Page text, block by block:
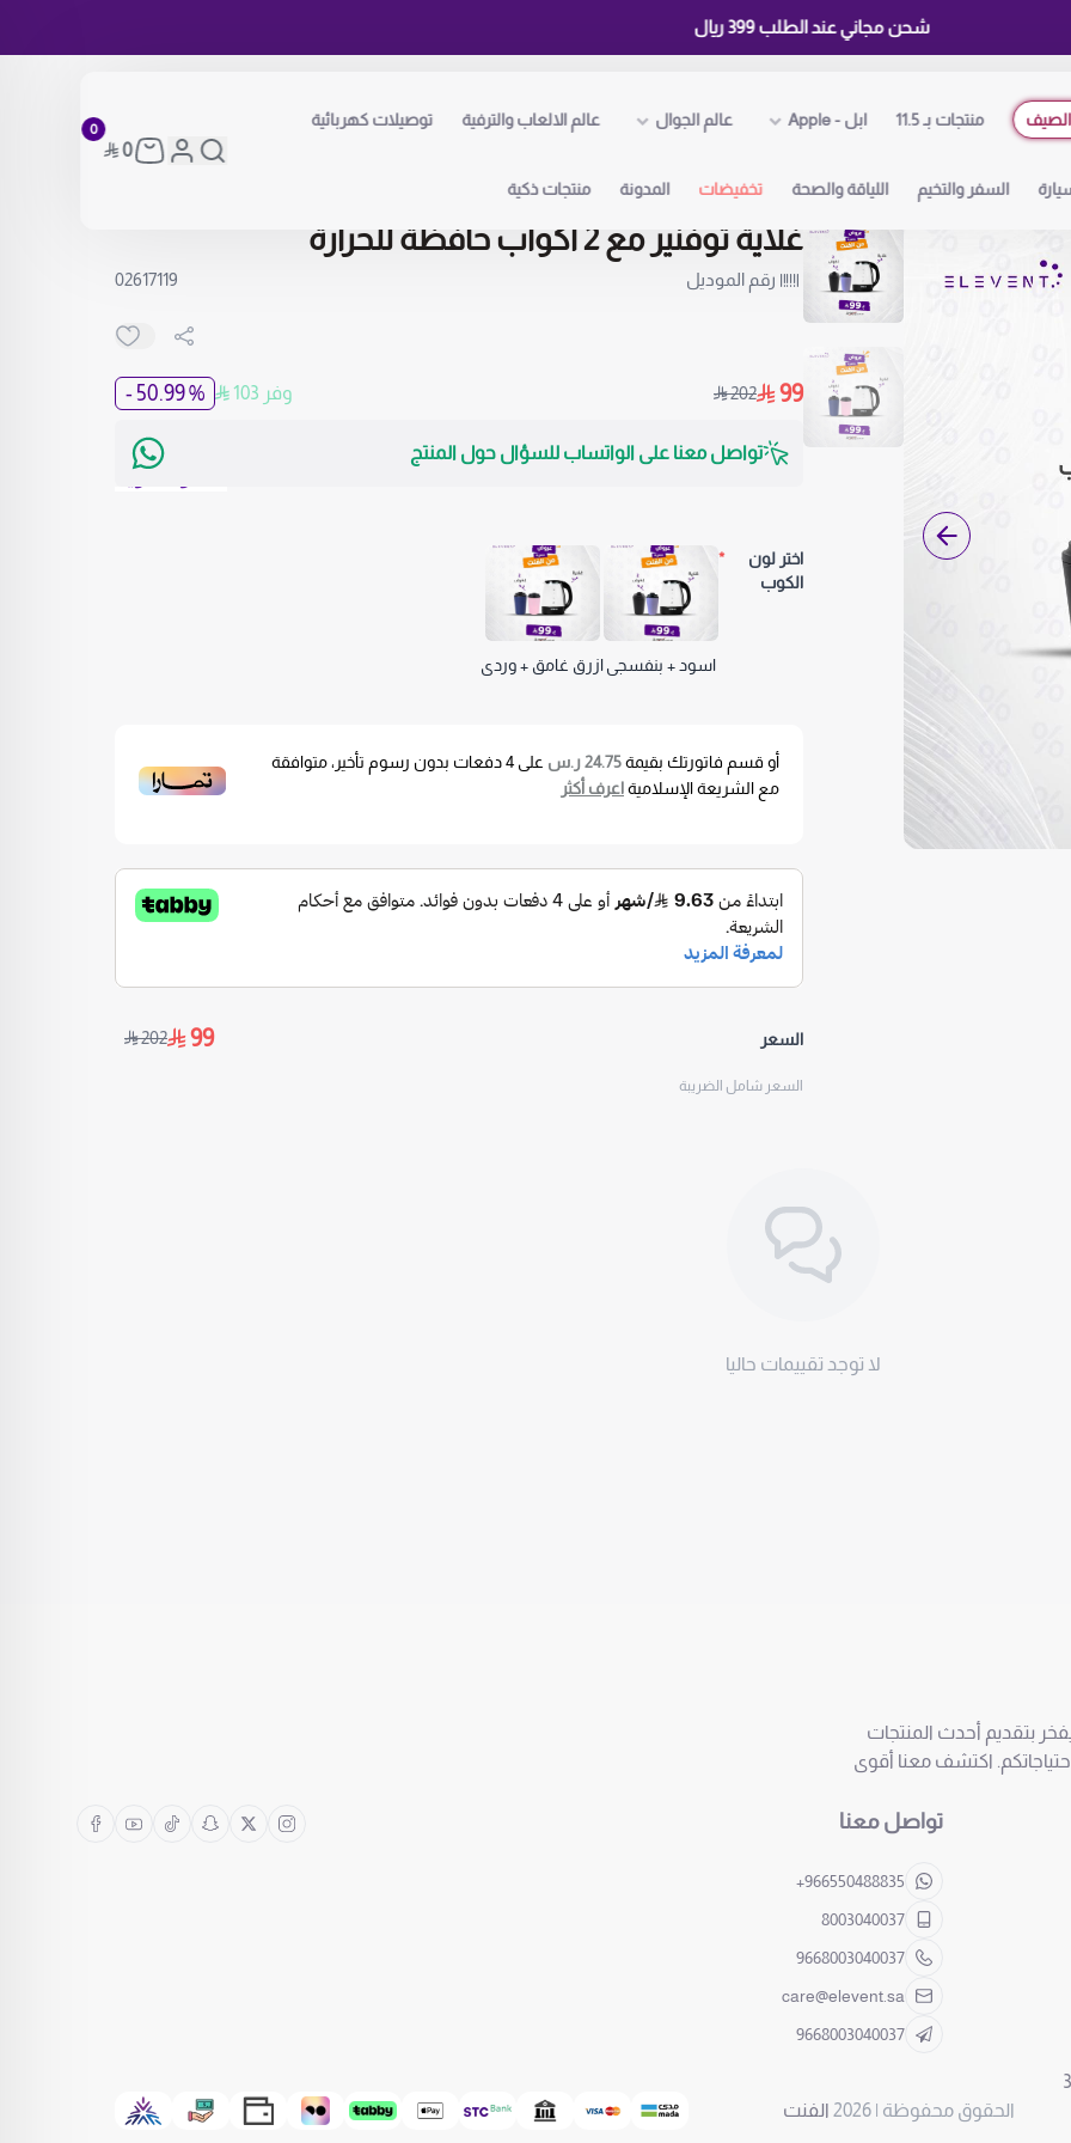
شحن مجاني عند الطلب 399 ريال
منتجات بـ 11.5 ابل - Apple عالم الجوال عالم الالعاب والترفية توصيلات كهربائية
السفر والتخيم اللياقة والصحة تخفيضات المدونة منتجات ذكية
0
0
غلاية توفنير مع 2 اكواب حافظة للحرارة
رقم الموديل 02617119
99
202 وفر 103 % 50.99 -
تواصل معنا على الواتساب للسؤال حول المنتج
… اقرأ المزيد
اختر لون
الكوب
*
اسود + بنفسجيازرق غامق + وردي
أو قسم فاتورتك بقيمة24.75 ر.س على 4دفعات بدون رسوم تأخير، متوافقة
مع الشريعة الإسلاميةاعرف أكثر
السعر 99
202
السعر شامل الضريبة
لا توجد تقييمات حاليا
بتقديم أحدث المنتجات
اكتشف معنا أقوى
تواصل معنا
+966550488835
8003040037
9668003040037
care@elevent.sa
9668003040037
الحقوق محفوظة | 2026
الفنت